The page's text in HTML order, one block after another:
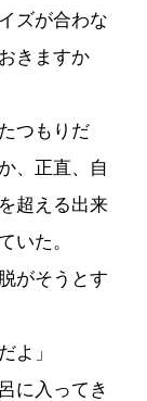
ズが合わな
きますか
つもりだ
、正直、自
超える出来
いた。
がそうとす
よ」
に入ってき